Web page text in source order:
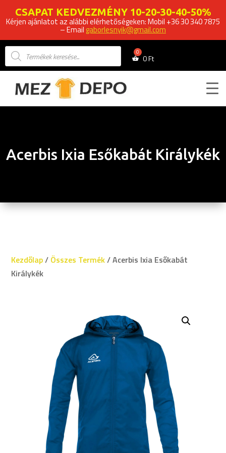
CSAPAT KEDVEZMÉNY 10-20-30-40-50%
Kérjen ajánlatot az alábbi elérhetőségeken: Mobil +36 30 340 7875
– Email gaborlesnyik@gmail.com
Products
search 0Ft
Acerbis Ixia Esőkabát Királykék
Kezdőlap/ Összes Termék/ Acerbis Ixia Esőkabát
Királykék